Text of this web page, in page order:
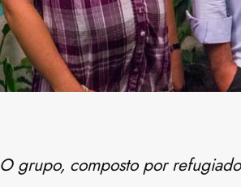
O grupo, composto por